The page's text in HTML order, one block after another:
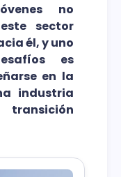
no
sector
él, y uno
es
en la
industria